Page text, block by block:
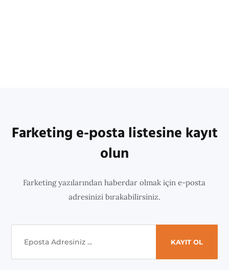
Farketing e-posta listesine kayıt
olun
Farketing yazılarından haberdar olmak için e-posta
adresinizi bırakabilirsiniz.